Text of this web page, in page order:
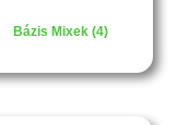
Bázis Mixek (4)